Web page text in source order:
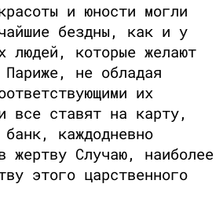
и юности могли
бездны, как и у
людей, которые желают
не обладая
их
все ставят на карту,
каждодневно
жертву Случаю, наиболее
этого царственного